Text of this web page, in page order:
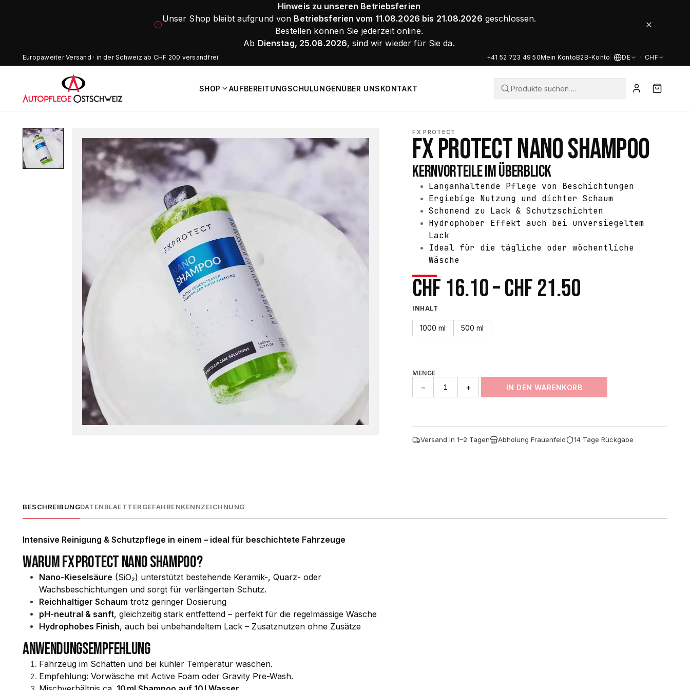
Hinweis zu unseren Betriebsferien
Unser Shop bleibt aufgrund von Betriebsferien vom 11.08.2026 bis 21.08.2026 geschlossen.
Bestellen können Sie jederzeit online.
Ab Dienstag, 25.08.2026, sind wir wieder für Sie da.
Europaweiter Versand · in der Schweiz ab CHF 200 versandfrei +41 52 723 49 50Mein KontoB2B-Konto DE · CHF
SHOP AUFBEREITUNGSCHULUNGENÜBER UNSKONTAKT
FX PROTECT
FX PROTECT NANO SHAMPOO
KERNVORTEILE IM ÜBERBLICK
Langanhaltende Pflege von Beschichtungen
Ergiebige Nutzung und dichter Schaum
Schonend zu Lack & Schutzschichten
Hydrophober Effekt auch bei unversiegeltem
Lack
Ideal für die tägliche oder wöchentliche
Wäsche
CHF 16.10–CHF21.50
INHALT
1000 ml 500 ml
MENGE
−
Menge
+ IN DEN WARENKORB
Versand in 1–2 Tagen Abholung Frauenfeld 14 Tage Rückgabe
BESCHREIBUNGDATENBLAETTERGEFAHRENKENNZEICHNUNG
Intensive Reinigung & Schutzpflege in einem – ideal für beschichtete Fahrzeuge
WARUM FX PROTECT NANO SHAMPOO?
Nano-Kieselsäure (SiO₂) unterstützt bestehende Keramik-, Quarz- oder
Wachsbeschichtungen und sorgt für verlängerten Schutz.
Reichhaltiger Schaum trotz geringer Dosierung
pH-neutral & sanft, gleichzeitig stark entfettend – perfekt für die regelmässige Wäsche
Hydrophobes Finish, auch bei unbehandeltem Lack – Zusatznutzen ohne Zusätze
ANWENDUNGSEMPFEHLUNG
Fahrzeug im Schatten und bei kühler Temperatur waschen.
Empfehlung: Vorwäsche mit Active Foam oder Gravity Pre-Wash.